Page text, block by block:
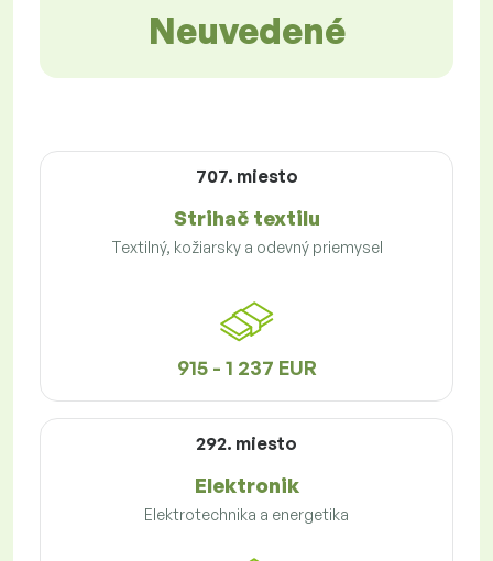
Neuvedené
707. miesto
Strihač textilu
Textilný, kožiarsky a odevný priemysel
915 - 1 237 EUR
292. miesto
Elektronik
Elektrotechnika a energetika